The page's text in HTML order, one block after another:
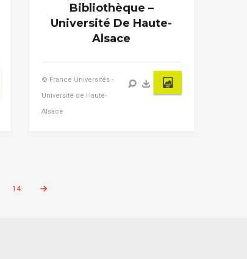
Bibliothèque –
Université De Haute-
Alsace
© France Universités -
Université de Haute-
Alsace
14